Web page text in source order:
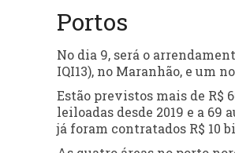
Portos
No dia 9, será o
IQI13), no Maranhão, e um
Estão previstos mais de R$
leiloadas desde 2019 e a
já foram contratados R$ 10